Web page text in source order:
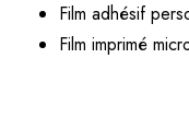
Film adhésif
Film imprimé